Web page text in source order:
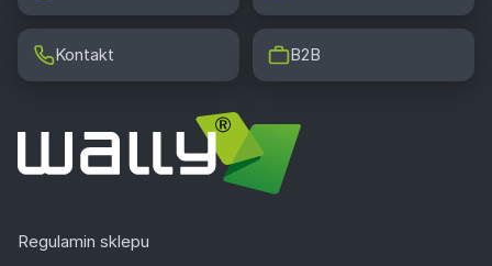
Kontakt B2B
Regulamin sklepu